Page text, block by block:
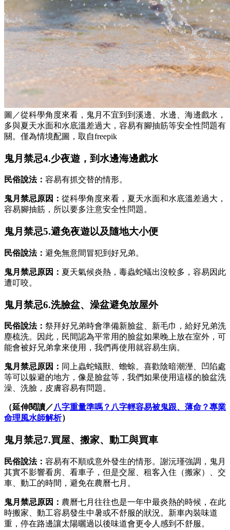
圖／從科學角度來看，鬼月不宜到到溪邊、水邊、海邊戲水，
多與夏天水面和水底溫差過大，容易有腳抽筋等安全性問題有
關。僅為情境配圖，取自freepik
鬼月禁忌4.少夜遊，到水邊海邊戲水
民俗說法： 容易有抓交替的情形。
鬼月禁忌原因： 從科學角度來看，夏天水面和水底溫差過大，
容易腳抽筋，所以要多注意安全性問題。
鬼月禁忌5.避免夜遊以及隨地大小便
民俗說法： 避免無意間冒犯到好兄弟。
鬼月禁忌原因： 夏天氣候炎熱，毒蟲蛇蟻出沒較多，容易因此
遭叮咬。
鬼月禁忌6.洗臉盆、澡盆避免放屋外
民俗說法： 祭拜好兄弟時會準備新臉盆、新毛巾，給好兄弟洗
塵梳洗。因此，民間認為平常用的臉盆如果晚上放在室外，可
能會被好兄弟拿來使用，我們再使用就容易生病。
鬼月禁忌原因： 同上蟲蛇蟻獸、蟾蜍。喜歡陰暗潮溼、凹陷處
等可以躲避的地方，像是臉盆等，我們如果使用這樣的臉盆洗
澡、洗臉，皮膚容易有問題。
（延伸閱讀／八字重量準嗎？八字輕容易被鬼跟、薄命？專業
命理風水師解析）
鬼月禁忌7.買屋、搬家、動工與買車
民俗說法： 容易有不順或意外發生的情形。謝沅瑾強調，鬼月
其實不影響看房、看車子，但是交屋、租客入住（搬家）、交
車、動工的時間，避免在農曆七月。
鬼月禁忌原因： 農曆七月往往也是一年中最炎熱的時候，在此
時搬家、動工容易發生中暑或不舒服的狀況。新車內裝味道
重，停在路邊讓太陽曬過以後味道會更令人感到不舒服。